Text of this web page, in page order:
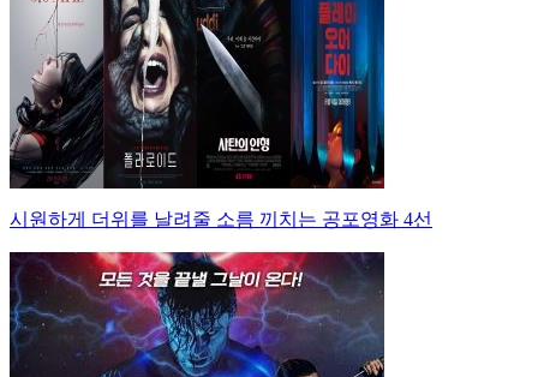
시원하게 더위를 날려줄 소름 끼치는 공포영화 4선